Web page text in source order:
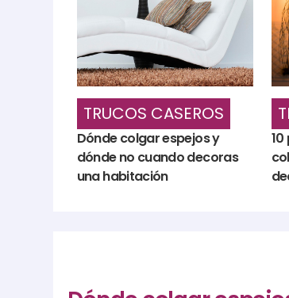
TRUCOS CASEROS
Dónde colgar espejos y
dónde no cuando decoras
una habitación